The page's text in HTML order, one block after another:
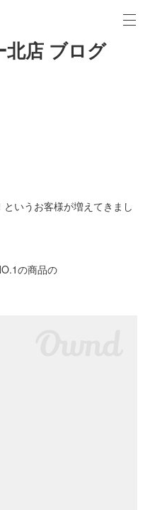
北店 ブログ
いうお客様が増えてきまし
の商品の